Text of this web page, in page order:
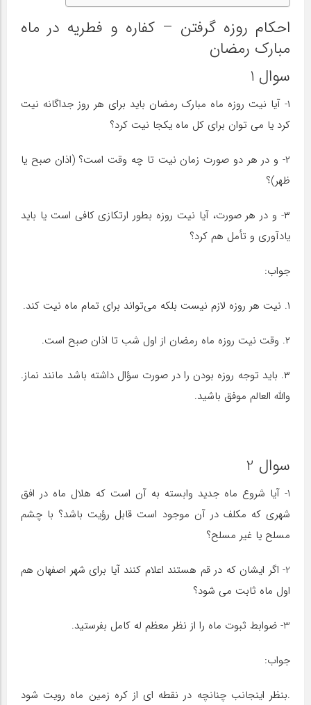
احکام روزه گرفتن – کفاره و فطریه در ماه
مبارک رمضان
سوال 1
۱- آیا نیت روزه ماه مبارک رمضان باید برای هر روز جداگانه نیت
کرد یا می توان برای کل ماه یکجا نیت کرد؟
۲- و در هر دو صورت زمان نیت تا چه وقت است؟ (اذان صبح یا
ظهر)؟
۳- و در هر صورت، آیا نیت روزه بطور ارتکازی کافی است یا باید
یادآوری و تأمل هم کرد؟
جواب:
۱. نیت هر روزه لازم نیست بلکه می‌تواند برای تمام ماه نیت کند.
۲. وقت نیت روزه ماه رمضان از اول شب تا اذان صبح است.
۳. باید توجه روزه بودن را در صورت سؤال داشته باشد مانند نماز.
والله العالم موفق باشید.
سوال 2
1- آیا شروع ماه جدید وابسته به آن است که هلال ماه در افق
شهری که مکلف در آن موجود است قابل رؤیت باشد؟ با چشم
مسلح یا غیر مسلح؟
2- اگر ایشان که در قم هستند اعلام کنند آیا برای شهر اصفهان هم
اول ماه ثابت می شود؟
3- ضوابط ثبوت ماه را از نظر معظم له کامل بفرستید.
جواب:
.بنظر اینجانب چنانچه در نقطه ای از کره زمین ماه رویت شود